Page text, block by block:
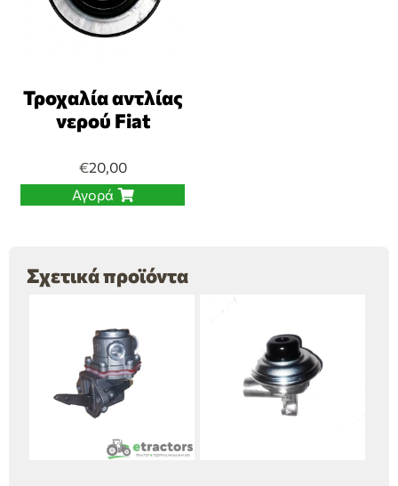
Τροχαλία αντλίας
νερού Fiat
€20,00
Αγορά
Σχετικά προϊόντα